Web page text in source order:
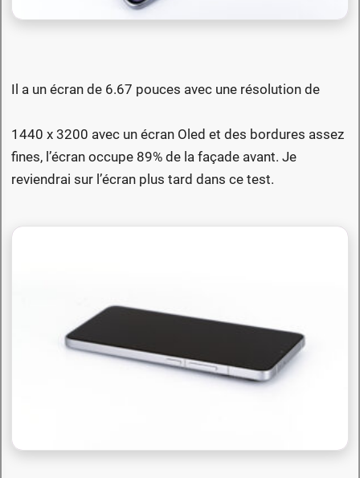
Il a un écran de 6.67 pouces avec une résolution de
1440 x 3200 avec un écran Oled et des bordures assez
fines, l’écran occupe 89% de la façade avant. Je
reviendrai sur l’écran plus tard dans ce test.